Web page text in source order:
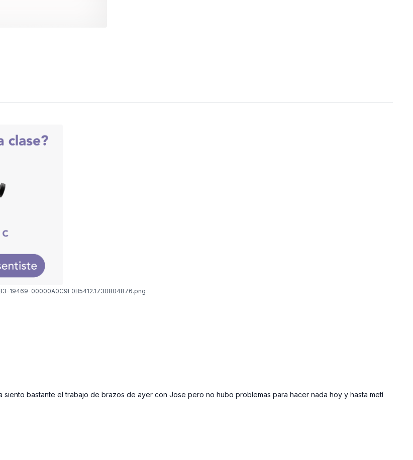
19469-00000A0C9F0B5412.1730804876.png
bastante el trabajo de brazos de ayer con Jose pero no hubo problemas para hacer nada hoy y hasta metí